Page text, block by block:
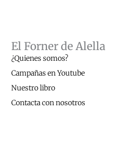
El Forner de Alella
¿Quienes somos?
Campañas en Youtube
Nuestro libro
Contacta con nosotros